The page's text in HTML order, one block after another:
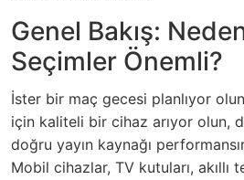
Genel Bakış:
Seçimler Önemli?
İster bir maç gecesi planlıyor
için kaliteli bir cihaz arıyor olun,
doğru yayın kaynağı
Mobil cihazlar, TV kutuları, akıllı